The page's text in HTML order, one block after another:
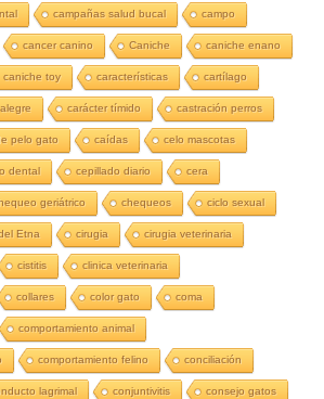
campañas salud bucal campo
cancer canino Caniche caniche enano
caniche toy características cartílago
carácter tímido castración perros
pelo gato caídas celo mascotas
dental cepillado diario cera
geriátrico chequeos ciclo sexual
Etna cirugia cirugia veterinaria
cistitis clinica veterinaria
collares color gato coma
comportamiento animal
comportamiento felino conciliación
lagrimal conjuntivitis consejo gatos